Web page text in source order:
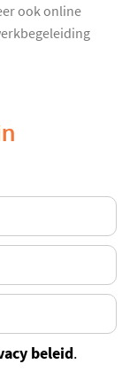
ook online
beleid.